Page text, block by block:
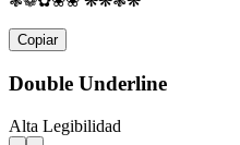
Copiar
Double Underline
Alta Legibilidad